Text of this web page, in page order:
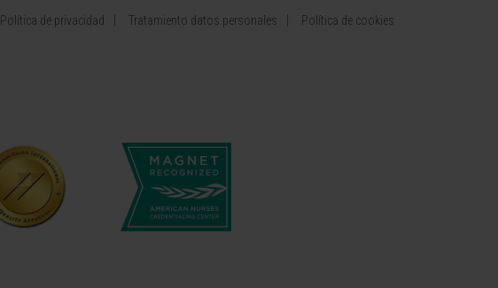
Política de privacidad Tratamiento datos personales Política de cookies